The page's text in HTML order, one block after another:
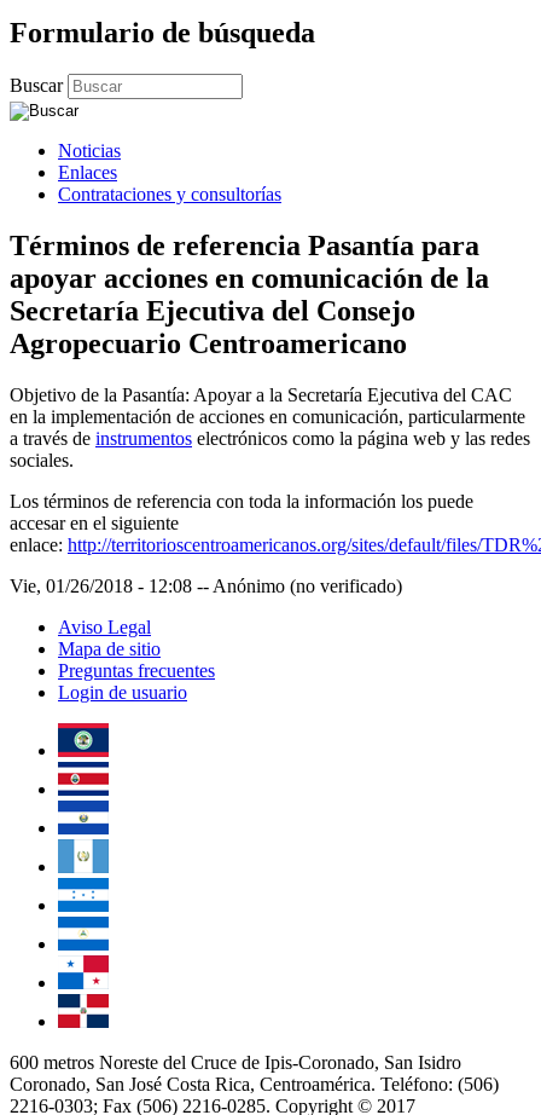
Formulario de búsqueda
Buscar
Noticias
Enlaces
Contrataciones y consultorías
Términos de referencia Pasantía para
apoyar acciones en comunicación de la
Secretaría Ejecutiva del Consejo
Agropecuario Centroamericano
Objetivo de la Pasantía: Apoyar a la Secretaría Ejecutiva del CAC
en la implementación de acciones en comunicación, particularmente
a través de instrumentos electrónicos como la página web y las redes
sociales.
Los términos de referencia con toda la información los puede
accesar en el siguiente
enlace: http://territorioscentroamericanos.org/sites/default/files/
Vie, 01/26/2018 - 12:08 -- Anónimo (no verificado)
Aviso Legal
Mapa de sitio
Preguntas frecuentes
Login de usuario
600 metros Noreste del Cruce de Ipis-Coronado, San Isidro
Coronado, San José Costa Rica, Centroamérica. Teléfono: (506)
2216-0303; Fax (506) 2216-0285. Copyright © 2017